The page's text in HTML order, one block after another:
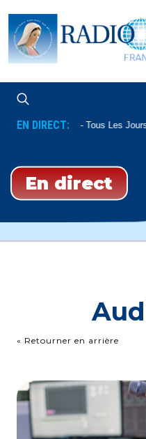
EN DIRECT: Tous Les Jours
En direct
« Retourner en arrière